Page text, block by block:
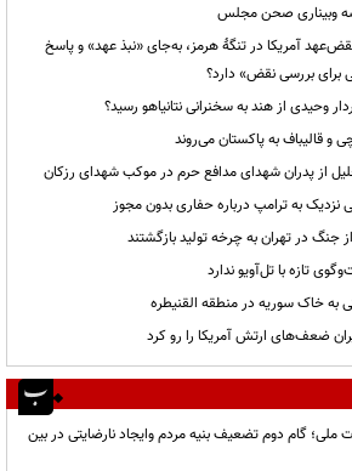
وبیناری صحن مجلس
آمریکا در تنگهٔ هرمز، به‌جای «نبذ عهد» و پاسخ
برای بررسی نقض» دارد؟
وحیدی از هند به سخنرانی نتانیاهو رسید؟
و قالیباف به پاکستان می‌روند
نزدیک به ترامپ درباره حفاری بدون مجوز
تازه با تل‌آویو ندارد
به خاک سوریه در منطقه القنیطره
ضعف‌های ارتش آمریکا را رو کرد
ملی؛ گام دوم تضعیف بنیه مردم وایجاد نارضایتی در بین